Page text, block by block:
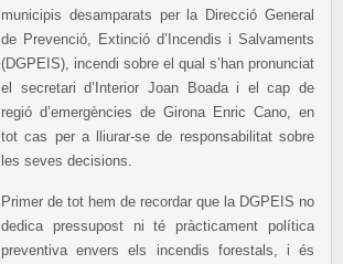
municipis desamparats per la Direcció General
de Prevenció, Extinció d’Incendis i Salvaments
(DGPEIS), incendi sobre el qual s’han pronunciat
el secretari d’Interior Joan Boada i el cap de
regió d’emergències de Girona Enric Cano, en
tot cas per a lliurar-se de responsabilitat sobre
les seves decisions.
Primer de tot hem de recordar que la DGPEIS no
dedica pressupost ni té pràcticament política
preventiva envers els incendis forestals, i és